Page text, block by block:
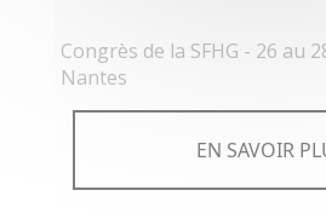
Congrès de la SFHG - 26 au
Nantes
EN SAVOIR